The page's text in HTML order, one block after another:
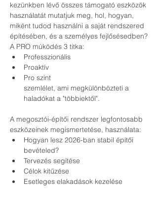
kezünkben lévő összes támogató eszközök
használatát mutatjuk meg, hol, hogyan,
miként tudod használni a saját rendszered
építésében, és a személyes fejlősésedben?
A PRO múködés 3 titka:
Professzionális
Proaktív
Pro szint
szemlélet, ami megkülönbözteti a
haladókat a "többiektől".
A megosztói-építői rendszer legfontosabb
eszközeinek megismertetése, használata:
Hogyan lesz 2026-ban stabil építői
bevételed?
Tervezés segítése
Célok kitűzése
Esetleges elakadások kezelése